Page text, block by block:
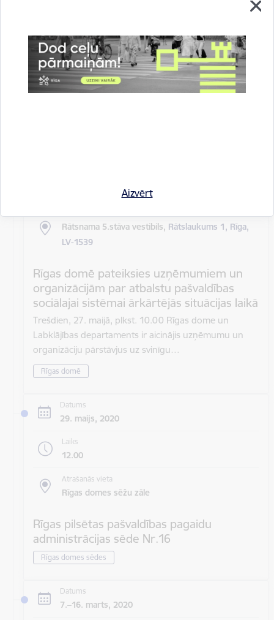
Aizvērt
14.sēde (ārkārtas)
Sēdes darba kārtība: Grozījumi Rīgas domes 2016.
gada 19. aprīļa saistošajos noteikumos Nr. 198 "Par
kārtību, kādā tiek…
Rātsnama 5.stāva vestibils, Rātslaukums 1, Rīga,
LV-1539
Rīgas domē pateiksies uzņēmumiem un
organizācijām par atbalstu pašvaldības
sociālajai sistēmai ārkārtējās situācijas laikā
Trešdien, 27. maijā, plkst. 10.00 Rīgas dome un
Labklājības departaments ir aicinājis uzņēmumu un
organizāciju pārstāvjus uz svinīgu…
Rīgas domē
Datums
29. maijs, 2020
Laiks
12.00
Atrašanās vieta
Rīgas domes sēžu zāle
Rīgas pilsētas pašvaldības pagaidu
administrācijas sēde Nr.16
Rīgas domes sēdes
Datums
7.–16. marts, 2020